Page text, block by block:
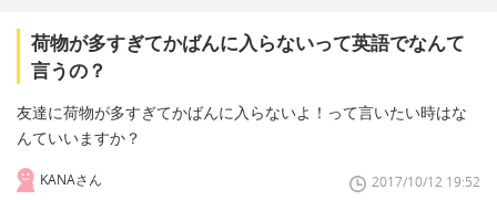
荷物が多すぎてかばんに入らないって英語でなんて
言うの？
友達に荷物が多すぎてかばんに入らないよ！って言いたい時はな
んていいますか？
KANAさん 2017/10/12 19:52